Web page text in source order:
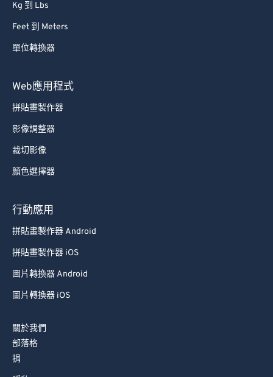
Kg 到 Lbs
Feet 到 Meters
單位轉換器
Web應用程式
拼貼畫製作器
影像調整器
裁切影像
顏色選擇器
行動應用
拼貼畫製作器 Android
拼貼畫製作器 iOS
圖片轉換器 Android
圖片轉換器 iOS
關於我們
部落格
捐